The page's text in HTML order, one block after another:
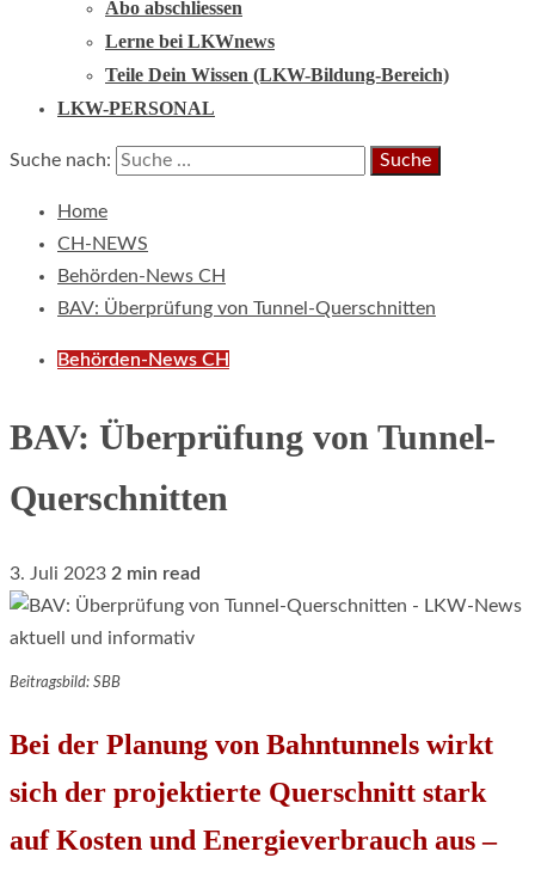
Abo abschliessen
Lerne bei LKWnews
Teile Dein Wissen (LKW-Bildung-Bereich)
LKW-PERSONAL
Suche nach:
Home
CH-NEWS
Behörden-News CH
BAV: Überprüfung von Tunnel-Querschnitten
Behörden-News CH
BAV: Überprüfung von Tunnel-
Querschnitten
3. Juli 2023 2 min read
Beitragsbild: SBB
Bei der Planung von Bahntunnels wirkt
sich der projektierte Querschnitt stark
auf Kosten und Energieverbrauch aus –